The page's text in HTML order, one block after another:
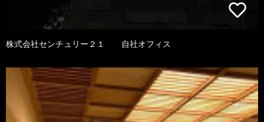
株式会社センチュリー２１ 自社オフィス